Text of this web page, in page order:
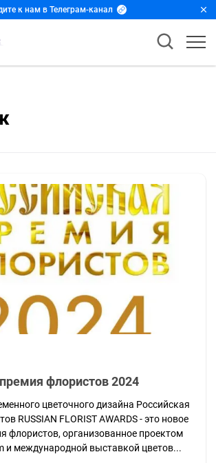
к нам в Телеграм-канал
флористов 2024
цветочного дизайна Российская
RUSSIAN FLORIST AWARDS - это новое
флористов, организованное проектом
и международной выставкой цветов...